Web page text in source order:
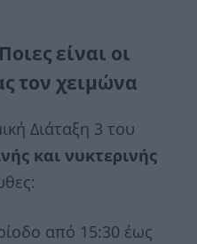
Ποιες είναι οι
τον χειμώνα
Διάταξη 3 του
και νυκτερινής
από 15:30 έως